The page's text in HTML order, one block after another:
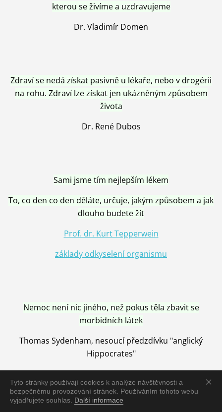
Tyto stránky používají cookies k analýze návštěvnosti a
bezpečnému provozování stránek. Používáním tohoto webu
vyjadřujete souhlas. Další informace
kterou se živíme a uzdravujeme
Dr. Vladimír Domen
Zdraví se nedá získat pasivně u lékaře, nebo v drogérii
na rohu. Zdraví lze získat jen ukázněným způsobem
života
Dr. René Dubos
Sami jsme tím nejlepším lékem
To, co den co den děláte, určuje, jakým způsobem a jak
dlouho budete žít
Prof. dr. Kurt Tepperwein
základy odkyselení organismu
Nemoc není nic jiného, než pokus těla zbavit se
morbidních látek
Thomas Sydenham, nesoucí předzdívku "anglický
Hippocrates"
Nemoc je vyléčena jen pomocí Přírody, neutralizací a